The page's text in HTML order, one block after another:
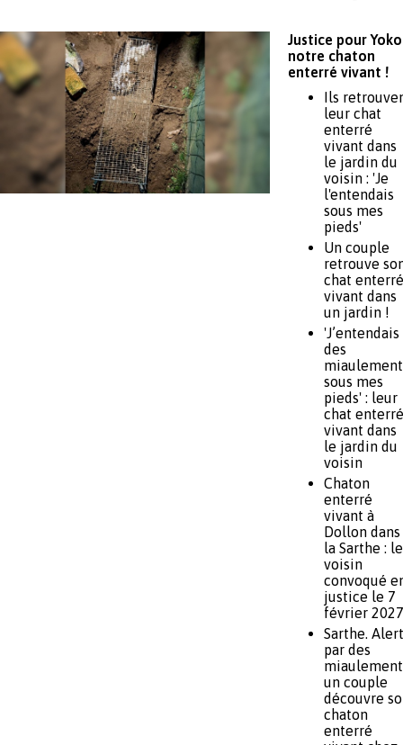
Justice pour Yoko
notre chaton
enterré vivant !
Ils
leur chat
enterré
vivant dans
le jardin du
voisin : 'Je
l'entendais
sous mes
pieds'
Un couple
retrouve
chat enterré
vivant dans
un jardin !
'J’entendais
des
sous mes
pieds' : leur
chat enterré
vivant dans
le jardin du
voisin
Chaton
enterré
vivant à
Dollon dans
la Sarthe : le
voisin
convoqué
justice le 7
février 2027
Sarthe.
par des
un couple
découvre
chaton
enterré